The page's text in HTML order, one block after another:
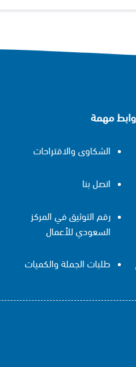
مهمة
الشكاوى والاقتراحات
اتصل بنا
رقم التوثيق في المركز
السعودي للأعمال
طلبات الجملة والكميات